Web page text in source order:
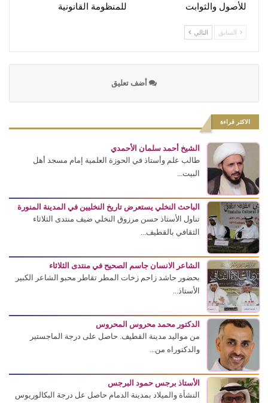
للأصول والثوابت
للمنظومة القانونية
السابق التالي
أضف تعليق
الاكثر قراءة
الشيخ أحمد سلمان الأحمدي
طالب علم وأستاذ في الحوزة العلمية إمام مسجد أهل
البيت...
الباحث النخلي يستعرض تاريخ النخليين في المدينة المنورة
تناول الأستاذ حسن مرزوق النخلي ضيف منتدى الثلاثاء
الثقافي بالقطيف...
الشاعر الانسان جاسم الصحيح في منتدى الثلاثاء
بحضور حاشد زاحم زخات المطر تقاطر محبو الشاعر الكبير
الأستاذ...
الدكتور محمد محروس المحروس
من مواليد مدينة القطيف. حاصل على درجة الماجستير
والدكتوراه من...
الأستاذ برجس حمود البرجس
النشأة والميلاد بمدينة الدمام حاصل عل درجة البكالوريوس